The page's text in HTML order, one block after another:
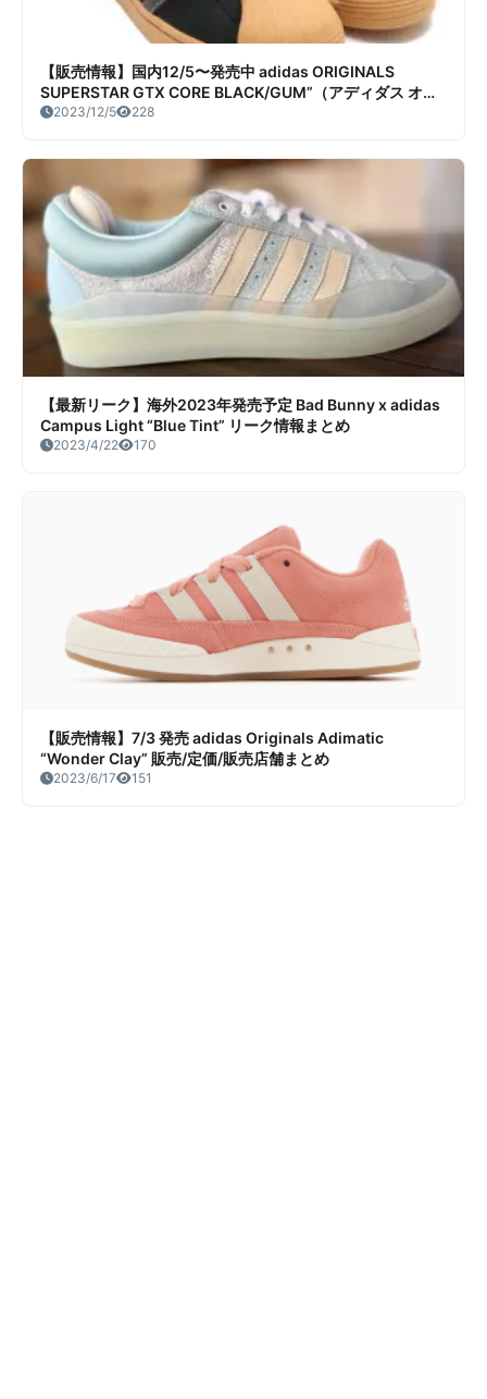
【販売情報】国内12/5〜発売中 adidas ORIGINALS
SUPERSTAR GTX CORE BLACK/GUM”（アディダス オリ
ジナルス スーパースター ゴアテックス コア ブラック/ガ
2023/12/5 228
【最新リーク】海外2023年発売予定 Bad Bunny x adidas
Campus Light “Blue Tint” リーク情報まとめ
2023/4/22 170
【販売情報】7/3 発売 adidas Originals Adimatic
“Wonder Clay” 販売/定価/販売店舗まとめ
2023/6/17 151